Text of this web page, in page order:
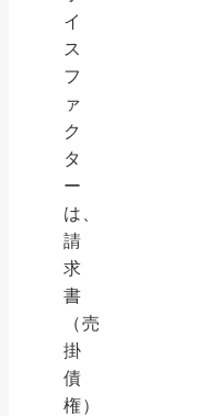
イ
ス
フ
ァ
ク
タ
ー
は、
請
求
書
（売
掛
債
権）